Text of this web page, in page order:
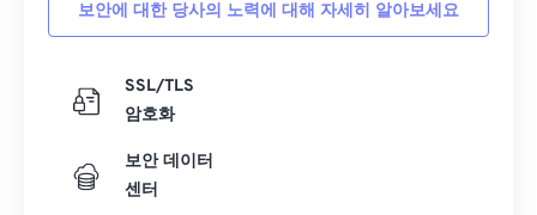
보안에 대한 당사의 노력에 대해 자세히 알아보세요
SSL/TLS
암호화
보안 데이터
센터